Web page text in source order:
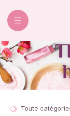
Toute